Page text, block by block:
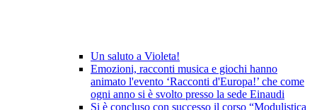
Un saluto a Violeta!
Emozioni, racconti musica e giochi hanno
animato l'evento ‘Racconti d'Europa!’ che come
ogni anno si è svolto presso la sede Einaudi
Si è concluso con successo il corso “Modulistica